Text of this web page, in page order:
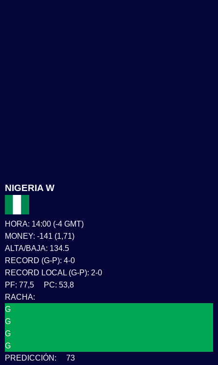
NIGERIA W
HORA: 14:00 (-4 GMT)
MONEY: -141 (1,71)
ALTA/BAJA: 134.5
RECORD (G-P): 4-0
RECORD LOCAL (G-P): 2-0
PF: 77,5 PC: 53,8
RACHA:
G
G
G
G
PREDICCIÓN: 73